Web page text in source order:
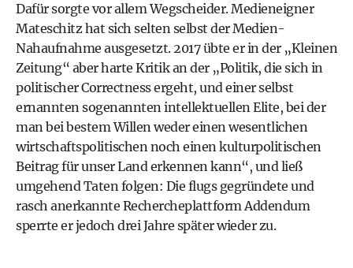
Dafür sorgte vor allem Wegscheider. Medieneigner
Mateschitz hat sich selten selbst der Medien-
Nahaufnahme ausgesetzt. 2017 übte er in der „Kleinen
Zeitung“ aber harte Kritik an der „Politik, die sich in
politischer Correctness ergeht, und einer selbst
ernannten sogenannten intellektuellen Elite, bei der
man bei bestem Willen weder einen wesentlichen
wirtschaftspolitischen noch einen kulturpolitischen
Beitrag für unser Land erkennen kann“, und ließ
umgehend Taten folgen: Die flugs gegründete und
rasch anerkannte Rechercheplattform Addendum
sperrte er jedoch drei Jahre später wieder zu.